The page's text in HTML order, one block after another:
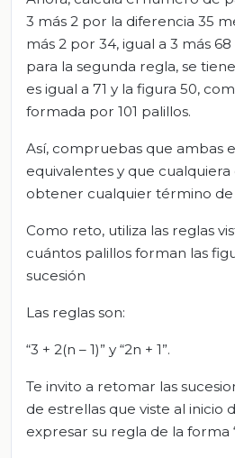
3 más 2 por la diferencia 35
más 2 por 34, igual a 3 más 68
para la segunda regla, se
es igual a 71 y la figura 50,
formada por 101 palillos.
Así, compruebas que ambas
equivalentes y que
obtener cualquier término de
Como reto, utiliza las reglas
cuántos palillos forman las
sucesión
Las reglas son:
“3 + 2(n – 1)” y “2n + 1”.
Te invito a retomar las
de estrellas que viste al inicio
expresar su regla de la forma